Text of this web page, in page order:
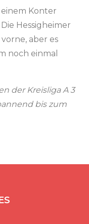
einem Konter
Hessigheimer
aber es
noch einmal
der Kreisliga A 3
bis zum